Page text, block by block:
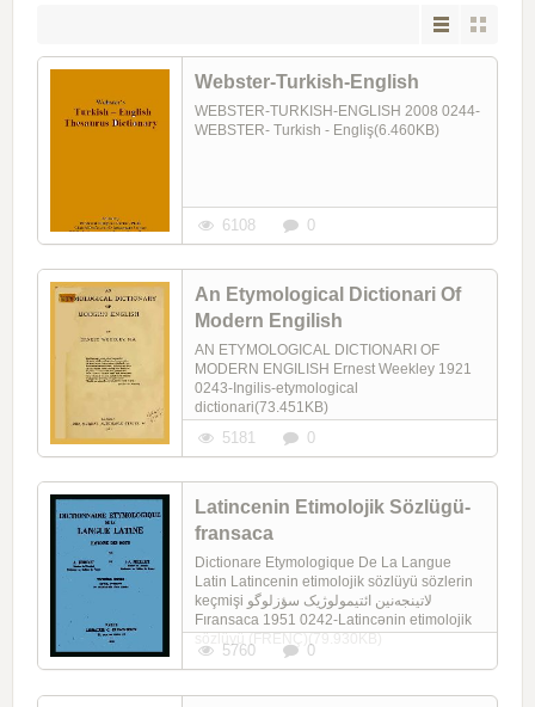
Webster-Turkish-English
WEBSTER-TURKISH-ENGLISH 2008 0244-
WEBSTER- Turkish - Engliş(6.460KB)
6108 0
An Etymological Dictionari Of
Modern Engilish
AN ETYMOLOGICAL DICTIONARI OF
MODERN ENGILISH Ernest Weekley 1921
0243-Ingilis-etymological
dictionari(73.451KB)
5181 0
Latincenin Etimolojik Sözlügü-
fransaca
Dictionare Etymologique De La Langue
Latin Latincenin etimolojik sözlüyü sözlerin
keçmişi لاتینجه‌نین ائتیمولوژیک سؤزلوگو
Fıransaca 1951 0242-Latincənin etimolojik
sözlüyü (FRENÇ)(79.930KB)
5760 0